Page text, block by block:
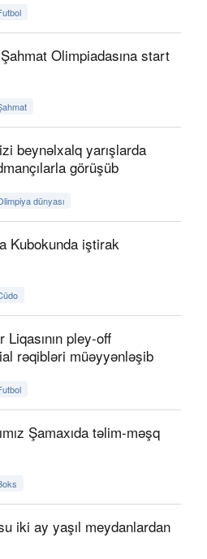
Olimpiadasına start
beynəlxalq yarışlarda
görüşüb
dünyası
Kubokunda iştirak
Liqasının pley-off
rəqibləri müəyyənləşib
Şamaxıda təlim-məşq
iki ay yaşıl meydanlardan